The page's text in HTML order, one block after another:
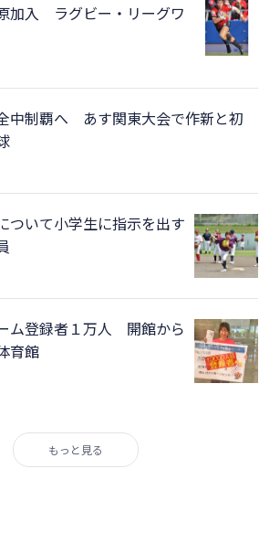
加入 ラグビー・リーグワ
中制覇へ あす関東大会で作新と初
ついて小学生に指示を出す
ム登録者１万人 開館から
育館
もっと見る